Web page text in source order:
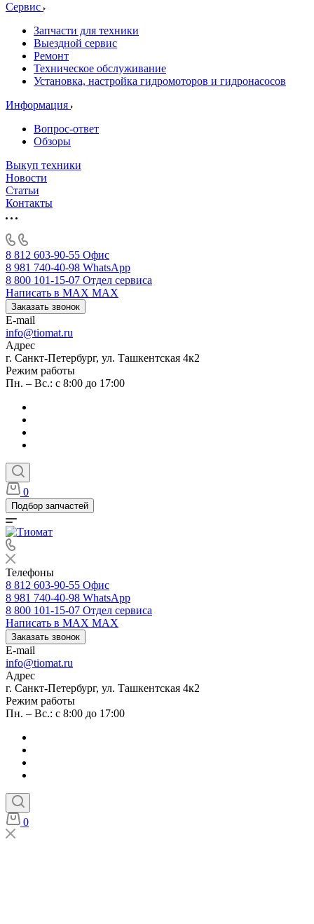
Сервис
Запчасти для техники
Выездной сервис
Ремонт
Техническое обслуживание
Установка, настройка гидромоторов и гидронасосов
Информация
Вопрос-ответ
Обзоры
Выкуп техники
Новости
Статьи
Контакты
8 812 603-90-55 Офис
8 981 740-40-98 WhatsApp
8 800 101-15-07 Отдел сервиса
Написать в MAX MAX
Заказать звонок
E-mail
info@tiomat.ru
Адрес
г. Санкт-Петербург, ул. Ташкентская 4к2
Режим работы
Пн. – Вс.: с 8:00 до 17:00
0
Подбор запчастей
Телефоны
8 812 603-90-55 Офис
8 981 740-40-98 WhatsApp
8 800 101-15-07 Отдел сервиса
Написать в MAX MAX
Заказать звонок
E-mail
info@tiomat.ru
Адрес
г. Санкт-Петербург, ул. Ташкентская 4к2
Режим работы
Пн. – Вс.: с 8:00 до 17:00
0